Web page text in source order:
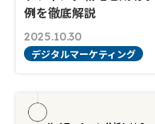
例を徹底解説
2025.10.30
デジタルマーケティング